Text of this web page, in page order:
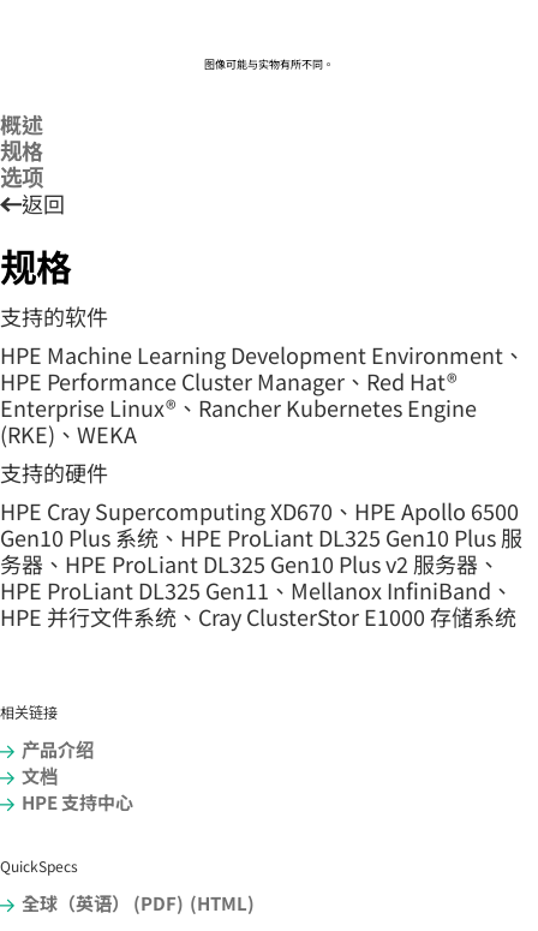
图像可能与实物有所不同。
概述
规格
选项
返回
规格
支持的软件
HPE Machine Learning Development Environment、
HPE Performance Cluster Manager、Red Hat®
Enterprise Linux®、Rancher Kubernetes Engine
(RKE)、WEKA
支持的硬件
HPE Cray Supercomputing XD670、HPE Apollo 6500
Gen10 Plus 系统、HPE ProLiant DL325 Gen10 Plus 服
务器、HPE ProLiant DL325 Gen10 Plus v2 服务器、
HPE ProLiant DL325 Gen11、Mellanox InfiniBand、
HPE 并行文件系统、Cray ClusterStor E1000 存储系统
相关链接
产品介绍
文档
HPE 支持中心
QuickSpecs
全球（英语） (PDF) (HTML)